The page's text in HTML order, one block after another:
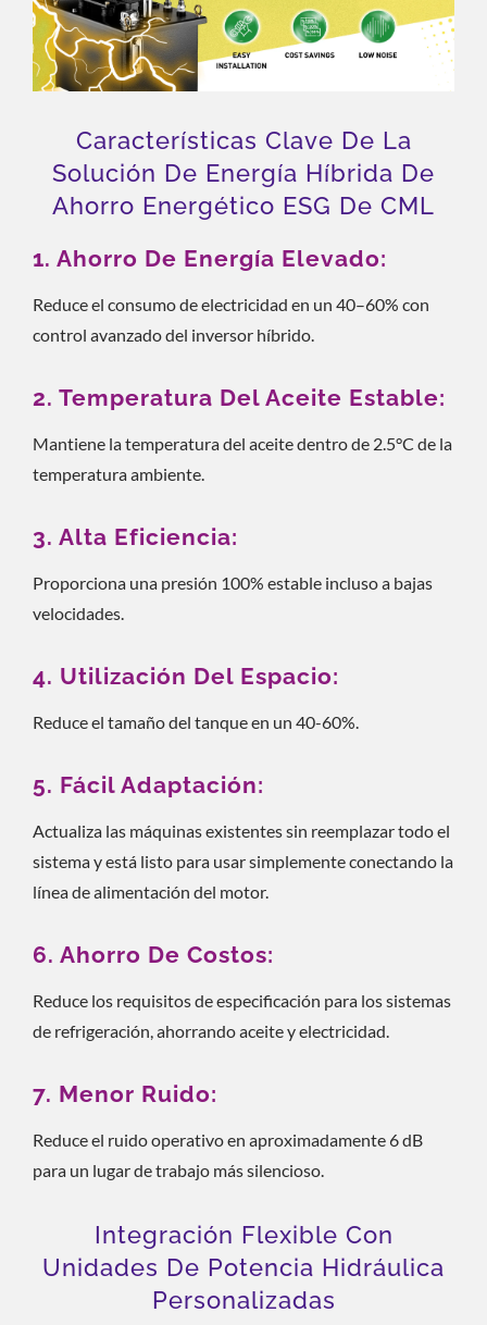
Características Clave De La
Solución De Energía Híbrida De
Ahorro Energético ESG De CML
1. Ahorro De Energía Elevado:
Reduce el consumo de electricidad en un 40–60% con
control avanzado del inversor híbrido.
2. Temperatura Del Aceite Estable:
Mantiene la temperatura del aceite dentro de 2.5°C de la
temperatura ambiente.
3. Alta Eficiencia:
Proporciona una presión 100% estable incluso a bajas
velocidades.
4. Utilización Del Espacio:
Reduce el tamaño del tanque en un 40-60%.
5. Fácil Adaptación:
Actualiza las máquinas existentes sin reemplazar todo el
sistema y está listo para usar simplemente conectando la
línea de alimentación del motor.
6. Ahorro De Costos:
Reduce los requisitos de especificación para los sistemas
de refrigeración, ahorrando aceite y electricidad.
7. Menor Ruido:
Reduce el ruido operativo en aproximadamente 6 dB
para un lugar de trabajo más silencioso.
Integración Flexible Con
Unidades De Potencia Hidráulica
Personalizadas